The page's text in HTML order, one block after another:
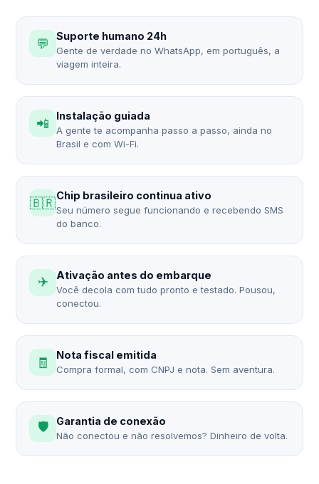
💬 Suporte humano 24h
Gente de verdade no WhatsApp, em português, a
viagem inteira.
📲 Instalação guiada
A gente te acompanha passo a passo, ainda no
Brasil e com Wi-Fi.
🇧🇷Chip brasileiro continua ativo
Seu número segue funcionando e recebendo SMS
do banco.
✈️ Ativação antes do embarque
Você decola com tudo pronto e testado. Pousou,
conectou.
🧾 Nota fiscal emitida
Compra formal, com CNPJ e nota. Sem aventura.
🛡️ Garantia de conexão
Não conectou e não resolvemos? Dinheiro de volta.